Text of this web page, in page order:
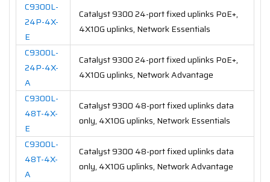
C9300L-
24P-4X-
E
Catalyst 9300 24-port fixed uplinks PoE+,
4X10G uplinks, Network Essentials
C9300L-
24P-4X-
A
Catalyst 9300 24-port fixed uplinks PoE+,
4X10G uplinks, Network Advantage
C9300L-
48T-4X-
E
Catalyst 9300 48-port fixed uplinks data
only, 4X10G uplinks, Network Essentials
C9300L-
48T-4X-
A
Catalyst 9300 48-port fixed uplinks data
only, 4X10G uplinks, Network Advantage